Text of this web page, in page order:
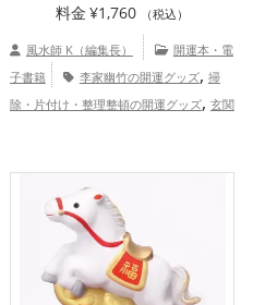
料金 ¥1,760 （税込）
風水師 K（編集長）
開運本・電
子書籍
李家幽竹の開運グッズ, 掃
除・片付け・整理整頓の開運グッズ, 玄関
バスルームの開運グッズ
ダイニングルームの開運グッズ
容の開運グッズ,風水・家相の開運グッ
パワースポットの開運グッズ,
ション開運術の開運グッズ
恋愛運